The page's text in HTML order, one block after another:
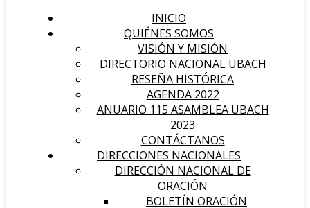
INICIO
QUIÉNES SOMOS
VISIÓN Y MISIÓN
DIRECTORIO NACIONAL UBACH
RESEÑA HISTÓRICA
AGENDA 2022
ANUARIO 115 ASAMBLEA UBACH
2023
CONTÁCTANOS
DIRECCIONES NACIONALES
DIRECCIÓN NACIONAL DE
ORACIÓN
BOLETÍN ORACIÓN